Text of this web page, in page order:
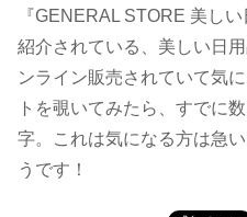
『GENERAL STORE 美し
紹介されている、美しい日
ンライン販売されていて気
トを覗いてみたら、すでに
字。これは気になる方は急
うです！
コンテンツ
このサイトについて